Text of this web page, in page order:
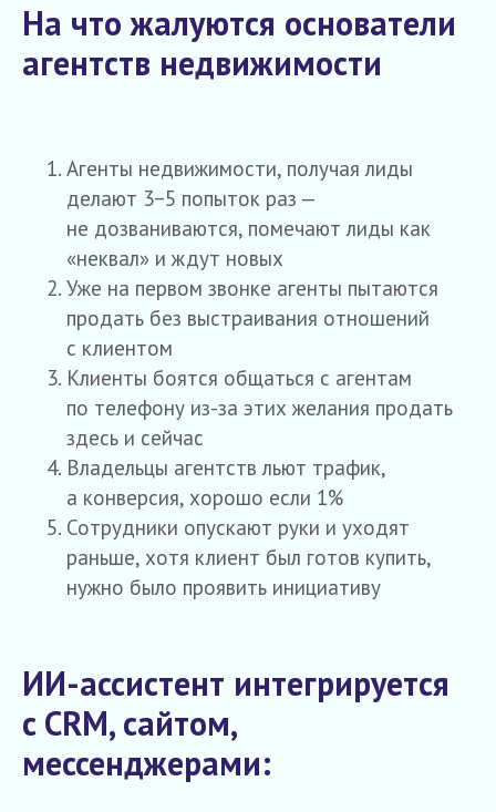
На что жалуются основатели
агентств недвижимости
Агенты недвижимости, получая лиды
делают 3−5 попыток раз —
не дозваниваются, помечают лиды как
«неквал» и ждут новых
Уже на первом звонке агенты пытаются
продать без выстраивания отношений
с клиентом
Клиенты боятся общаться с агентам
по телефону из-за этих желания продать
здесь и сейчас
Владельцы агентств льют трафик,
а конверсия, хорошо если 1%
Сотрудники опускают руки и уходят
раньше, хотя клиент был готов купить,
нужно было проявить инициативу
ИИ-ассистент интегрируется
c CRM, сайтом,
мессенджерами: